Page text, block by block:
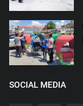
SOCIAL MEDIA